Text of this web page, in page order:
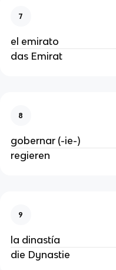
7
el emirato
das Emirat
8
gobernar (-ie-)
regieren
9
la dinastía
die Dynastie